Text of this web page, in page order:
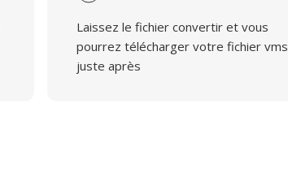
Laissez le fichier convertir et vous
pourrez télécharger votre fichier vms
juste après